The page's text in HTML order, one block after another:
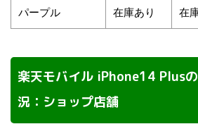
パープル 在庫あり 在
楽天モバイル iPhone14 Plus
況：ショップ店舗